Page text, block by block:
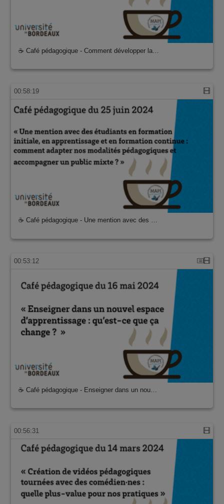
☕ Café pédagogique - Comment développer la…
00:58:19
☕ Café pédagogique - Une mention avec des …
00:53:12
☕ Café pédagogique - Enseigner dans un nou…
00:56:31